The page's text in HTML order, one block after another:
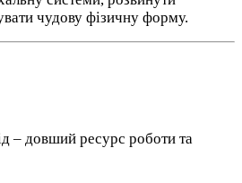
чудову фізичну форму.
– довший ресурс роботи та